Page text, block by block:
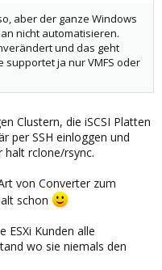
aber der ganze Windows
nicht automatisieren.
und das geht
supportet ja nur VMFS oder
Clustern, die iSCSI Platten
per SSH einloggen und
halt rclone/rsync.
von Converter zum
schon
ESXi Kunden alle
wo sie niemals den